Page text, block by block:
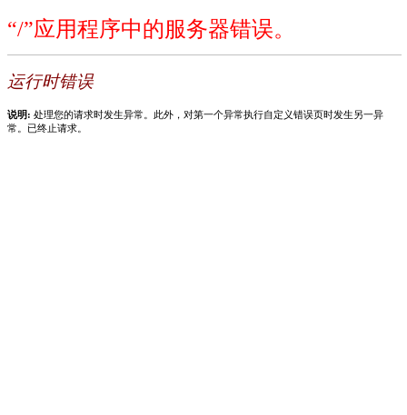
“/”应用程序中的服务器错误。
运行时错误
说明: 处理您的请求时发生异常。此外，对第一个异常执行自定义错误页时发生另一异
常。已终止请求。